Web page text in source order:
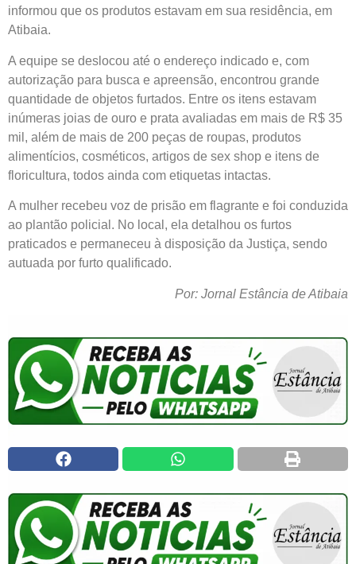
informou que os produtos estavam em sua residência, em
Atibaia.
A equipe se deslocou até o endereço indicado e, com
autorização para busca e apreensão, encontrou grande
quantidade de objetos furtados. Entre os itens estavam
inúmeras joias de ouro e prata avaliadas em mais de R$ 35
mil, além de mais de 200 peças de roupas, produtos
alimentícios, cosméticos, artigos de sex shop e itens de
floricultura, todos ainda com etiquetas intactas.
A mulher recebeu voz de prisão em flagrante e foi conduzida
ao plantão policial. No local, ela detalhou os furtos
praticados e permaneceu à disposição da Justiça, sendo
autuada por furto qualificado.
Por: Jornal Estância de Atibaia